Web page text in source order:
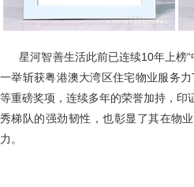
星河智善生活此前已连续10年上榜
一举斩获粤港澳大湾区住宅物业服务
等重磅奖项，连续多年的荣誉加持，印
秀梯队的强劲韧性，也彰显了其在物
力。